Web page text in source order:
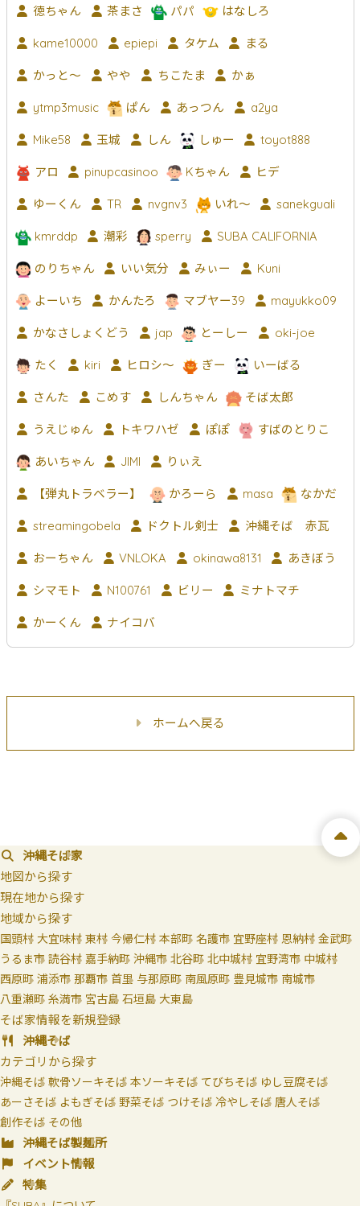
徳ちゃん 茶まさ パパ はなしろ
kame10000 epiepi タケム まる
かっと〜 やや ちこたま かぁ
ytmp3music ぱん あっつん a2ya
Mike58 玉城 しん しゅー toyot888
アロ pinupcasinoo Kちゃん ヒデ
ゆーくん TR nvgnv3 いれ～ sanekguali
kmrddp 潮彩 sperry SUBA CALIFORNIA
のりちゃん いい気分 みぃー Kuni
よーいち かんたろ マブヤー39 mayukko09
かなさしょくどう jap とーしー oki-joe
たく kiri ヒロシ〜 ぎー いーばる
さんた こめす しんちゃん そば太郎
うえじゅん トキワハゼ ぽぽ すばのとりこ
あいちゃん JIMI りぃえ
【弾丸トラベラー】 かろーら masa なかだ
streamingobela ドクトル剣士 沖縄そば 赤瓦
おーちゃん VNLOKA okinawa8131 あきぼう
シマモト N100761 ビリー ミナトマチ
かーくん ナイコバ
ホームへ戻る
沖縄そば家
地図から探す
現在地から探す
地域から探す
国頭村 大宜味村 東村 今帰仁村 本部町 名護市 宜野座村 恩納村 金武町
うるま市 読谷村 嘉手納町 沖縄市 北谷町 北中城村 宜野湾市 中城村
西原町 浦添市 那覇市 首里 与那原町 南風原町 豊見城市 南城市
八重瀬町 糸満市 宮古島 石垣島 大東島
そば家情報を新規登録
沖縄そば
カテゴリから探す
沖縄そば 軟骨ソーキそば 本ソーキそば てびちそば ゆし豆腐そば
あーさそば よもぎそば 野菜そば つけそば 冷やしそば 唐人そば
創作そば その他
沖縄そば製麺所
イベント情報
特集